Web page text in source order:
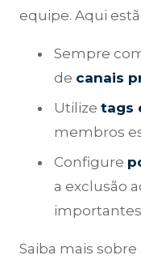
equipe. Aqui
Sempre
de canais
Utilizetags
membros
Configure
a exclusão
Saiba mais